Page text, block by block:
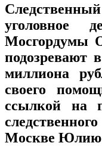
уголовное
Мосгордумы
подозревают
миллиона
своего
ссылкой на
Москве Юлию